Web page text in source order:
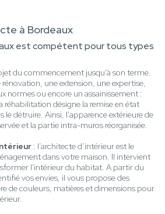
à Bordeaux
est compétent pour tous types
du commencement jusqu'à son terme.
une extension, une expertise,
normes ou encore un assainissement :
réhabilitation désigne la remise en état
le détruire. Ainsi, l'apparence extérieure de
et la partie intra-muros réorganisée.
: l’architecte d’intérieur est le
dans votre maison. Il intervient
l'intérieur du habitat. A partir du
vos envies, il vous propose des
de couleurs, matières et dimensions pour